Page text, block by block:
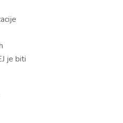
je biti